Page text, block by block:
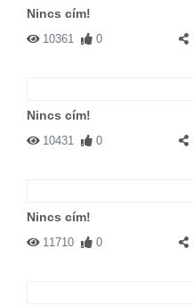
Nincs cím!
10361 0
Nincs cím!
10431 0
Nincs cím!
11710 0